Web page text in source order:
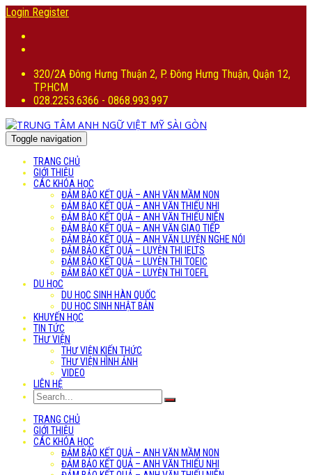
Login Register
320/2A Đông Hưng Thuận 2, P. Đông Hưng Thuận, Quận 12,
TP.HCM
028.2253.6366 - 0868.993.997
Toggle navigation
TRANG CHỦ
GIỚI THIỆU
CÁC KHÓA HỌC
ĐẢM BẢO KẾT QUẢ – ANH VĂN MẦM NON
ĐẢM BẢO KẾT QUẢ – ANH VĂN THIẾU NHI
ĐẢM BẢO KẾT QUẢ – ANH VĂN THIẾU NIÊN
ĐẢM BẢO KẾT QUẢ – ANH VĂN GIAO TIẾP
ĐẢM BẢO KẾT QUẢ – ANH VĂN LUYỆN NGHE NÓI
ĐẢM BẢO KẾT QUẢ – LUYỆN THI IELTS
ĐẢM BẢO KẾT QUẢ – LUYỆN THI TOEIC
ĐẢM BẢO KẾT QUẢ – LUYỆN THI TOEFL
DU HỌC
DU HỌC SINH HÀN QUỐC
DU HỌC SINH NHẬT BẢN
KHUYẾN HỌC
TIN TỨC
THƯ VIỆN
THƯ VIỆN KIẾN THỨC
THƯ VIỆN HÌNH ẢNH
VIDEO
LIÊN HỆ
TRANG CHỦ
GIỚI THIỆU
CÁC KHÓA HỌC
ĐẢM BẢO KẾT QUẢ – ANH VĂN MẦM NON
ĐẢM BẢO KẾT QUẢ – ANH VĂN THIẾU NHI